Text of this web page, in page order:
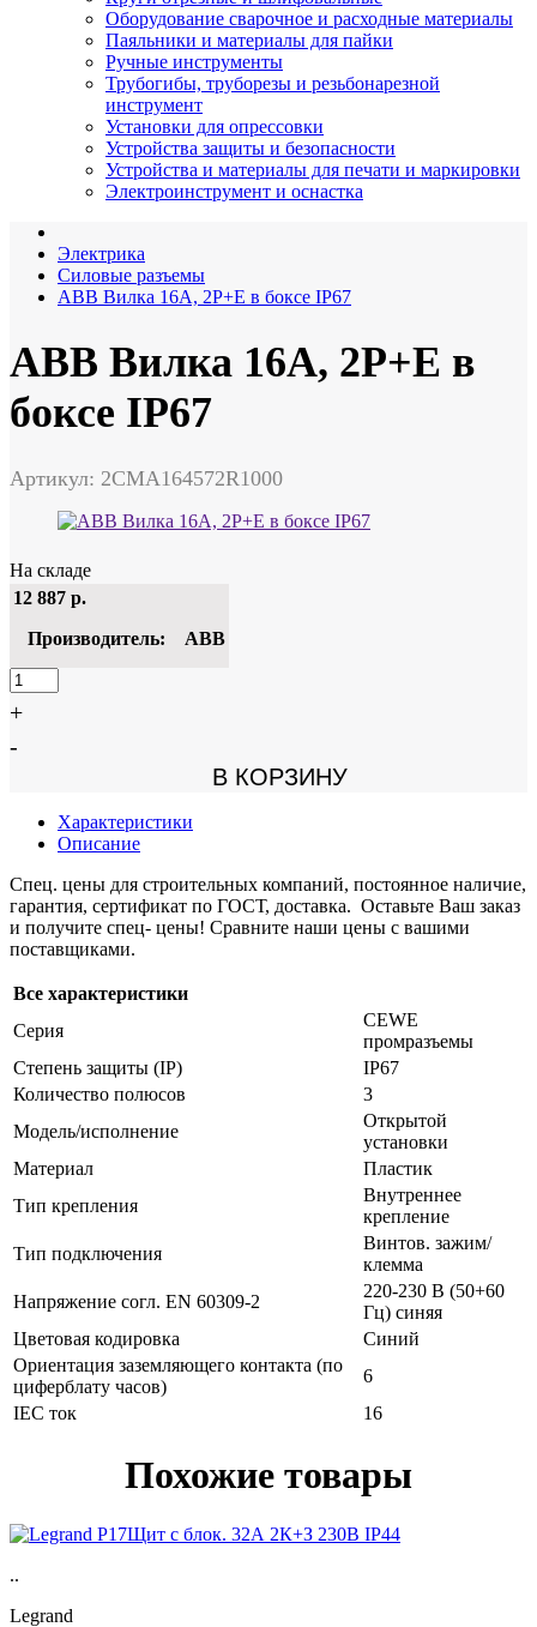
Оборудование сварочное и расходные материалы
Паяльники и материалы для пайки
Ручные инструменты
Трубогибы, труборезы и резьбонарезной
инструмент
Установки для опрессовки
Устройства защиты и безопасности
Устройства и материалы для печати и маркировки
Электроинструмент и оснастка
Электрика
Силовые разъемы
ABB Вилка 16А, 2Р+Е в боксе IР67
ABB Вилка 16А, 2Р+Е в
боксе IР67
Артикул: 2CMA164572R1000
На складе
12 887 р.
Производитель:
ABB
+
-
В КОРЗИНУ
Характеристики
Описание
Спец. цены для строительных компаний, постоянное наличие,
гарантия, сертификат по ГОСТ, доставка. Оставьте Ваш заказ
и получите спец- цены! Сравните наши цены с вашими
поставщиками.
Все характеристики
Серия
CEWE
промразъемы
Степень защиты (IP)
IP67
Количество полюсов
3
Модель/исполнение
Открытой
установки
Материал
Пластик
Тип крепления
Внутреннее
крепление
Тип подключения
Винтов. зажим/
клемма
Напряжение согл. EN 60309-2
220-230 В (50+60
Гц) синяя
Цветовая кодировка
Синий
Ориентация заземляющего контакта (по
циферблату часов)
6
IEC ток
16
Похожие товары
..
Legrand